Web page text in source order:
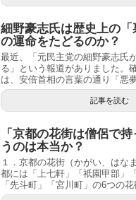
細野豪志氏は歴史上の
の運命をたどるのか？
最近、「元民主党の細野豪志氏
る」という報道がありました。
は、安倍首相の言葉の通り「悪
記事を読む
「京都の花街は僧侶で
うのは本当か？
１．京都の花街（かがい、はな
都には「上七軒」「祇園甲部」
「先斗町」「宮川町」の6つの花